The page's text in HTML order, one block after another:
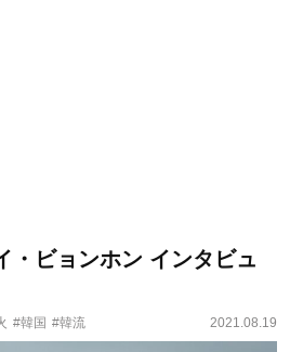
・ビョンホン インタビュ
#韓国 #韓流 2021.08.19